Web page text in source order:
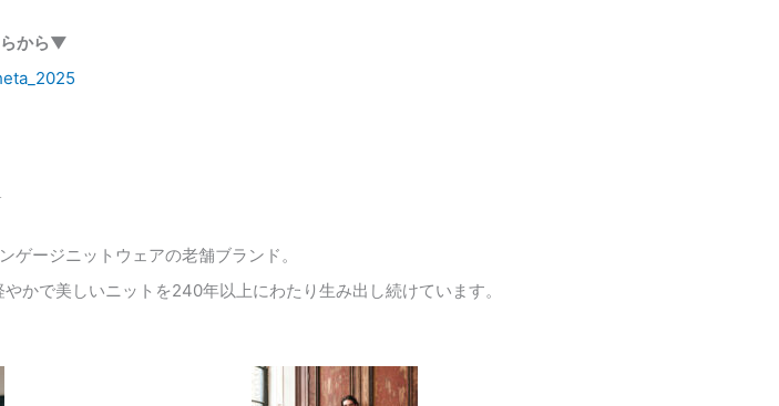
から▼
ージニットウェアの老舗ブランド。
かで美しいニットを240年以上にわたり生み出し続けています。